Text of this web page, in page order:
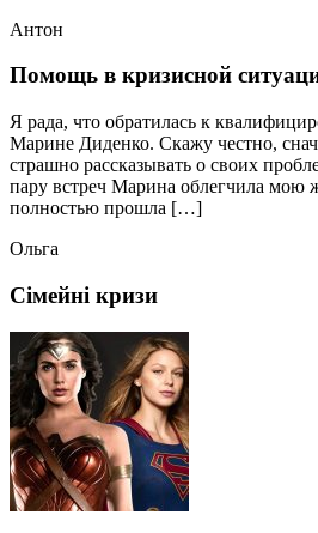
Антон
Помощь в кризисной
Я рада, что обратилась к
Марине Диденко. Скажу честно,
страшно рассказывать о своих
пару встреч Марина облегчила мою
полностью прошла […]
Ольга
Сімейні кризи